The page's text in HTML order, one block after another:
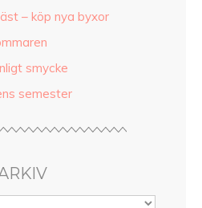
– köp nya byxor
smycke
semester